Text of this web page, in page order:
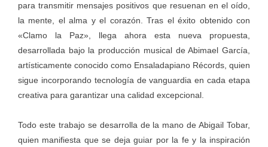
para transmitir mensajes positivos que resuenan en el oído,
la mente, el alma y el corazón. Tras el éxito obtenido con
«Clamo la Paz», llega ahora esta nueva propuesta,
desarrollada bajo la producción musical de Abimael García,
artísticamente conocido como Ensaladapiano Récords, quien
sigue incorporando tecnología de vanguardia en cada etapa
creativa para garantizar una calidad excepcional.
Todo este trabajo se desarrolla de la mano de Abigail Tobar,
quien manifiesta que se deja guiar por la fe y la inspiración